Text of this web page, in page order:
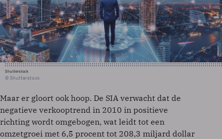
Shutterstock
© Shutterstock
Maar er gloort ook hoop. De SIA verwacht dat de
negatieve verkooptrend in 2010 in positieve
richting wordt omgebogen, wat leidt tot een
omzetgroei met 6,5 procent tot 208,3 miljard dollar